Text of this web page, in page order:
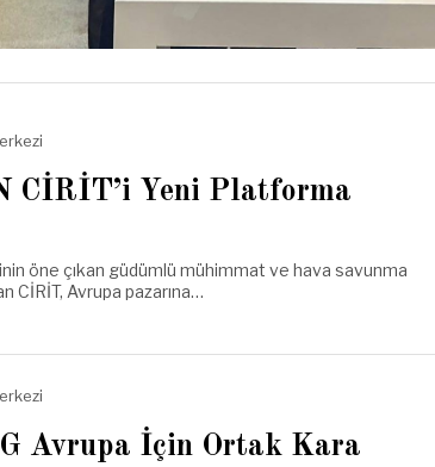
CİRİT’i Yeni Platforma
öne çıkan güdümlü mühimmat ve hava savunma
CİRİT, Avrupa pazarına…
Avrupa İçin Ortak Kara